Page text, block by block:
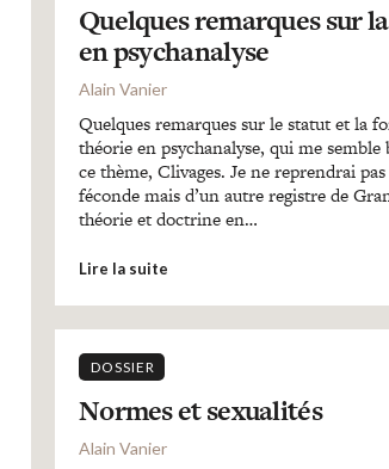
Quelques remarques sur
en psychanalyse
Alain Vanier
Quelques remarques sur le statut et la
théorie en psychanalyse, qui me
ce thème, Clivages. Je ne reprendrai
féconde mais d’un autre registre de
théorie et doctrine en…
Lire la suite
DOSSIER
Normes et sexualités
Alain Vanier